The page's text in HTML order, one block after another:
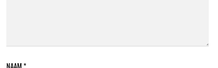
NAAM *